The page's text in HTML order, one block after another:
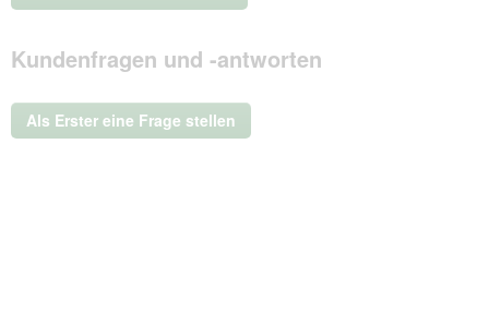
.
dieser
Aktion
ein
modales
Kundenfragen und -antworten
Als Erster eine Frage stellen